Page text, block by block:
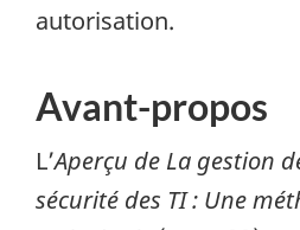
autorisation.
Avant-propos
L’Aperçu de La gestion
sécurité des TI : Une